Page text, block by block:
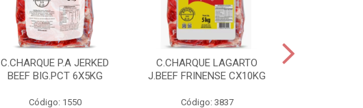
C.CHARQUE P.A JERKED
BEEF BIG.PCT 6X5KG
Código: 1550
C.CHARQUE LAGARTO
J.BEEF FRINENSE CX10KG
Código: 3837